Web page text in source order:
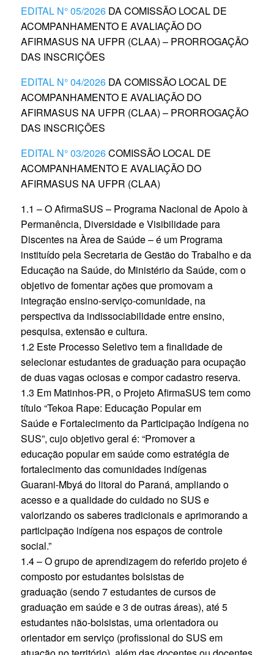
EDITAL N° 05/2026 DA COMISSÃO LOCAL DE
ACOMPANHAMENTO E AVALIAÇÃO DO
AFIRMASUS NA UFPR (CLAA) – PRORROGAÇÃO
DAS INSCRIÇÕES
EDITAL N° 04/2026 DA COMISSÃO LOCAL DE
ACOMPANHAMENTO E AVALIAÇÃO DO
AFIRMASUS NA UFPR (CLAA) – PRORROGAÇÃO
DAS INSCRIÇÕES
EDITAL N° 03/2026COMISSÃO LOCAL DE
ACOMPANHAMENTO E AVALIAÇÃO DO
AFIRMASUS NA UFPR (CLAA)
1.1 – O AfirmaSUS – Programa Nacional de Apoio à
Permanência, Diversidade e Visibilidade para
Discentes na Àrea de Saúde – é um Programa
instituído pela Secretaria de Gestão do Trabalho e da
Educação na Saúde, do Ministério da Saúde, com o
objetivo de fomentar ações que promovam a
integração ensino-serviço-comunidade, na
perspectiva da indissociabilidade entre ensino,
pesquisa, extensão e cultura.
1.2 Este Processo Seletivo tem a finalidade de
selecionar estudantes de graduação para ocupação
de duas vagas ociosas e compor cadastro reserva.
1.3 Em Matinhos-PR, o Projeto AfirmaSUS tem como
título “Tekoa Rape: Educação Popular em
Saúde e Fortalecimento da Participação Indígena no
SUS”, cujo objetivo geral é: “Promover a
educação popular em saúde como estratégia de
fortalecimento das comunidades indígenas
Guarani-Mbyá do litoral do Paraná, ampliando o
acesso e a qualidade do cuidado no SUS e
valorizando os saberes tradicionais e aprimorando a
participação indígena nos espaços de controle
social.”
1.4 – O grupo de aprendizagem do referido projeto é
composto por estudantes bolsistas de
graduação (sendo 7 estudantes de cursos de
graduação em saúde e 3 de outras áreas), até 5
estudantes não-bolsistas, uma orientadora ou
orientador em serviço (profissional do SUS em